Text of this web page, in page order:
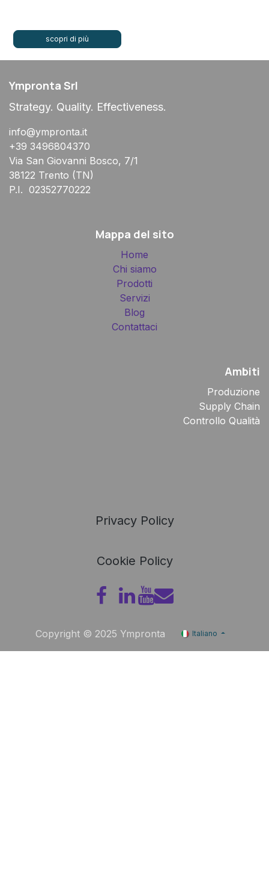
scopri di più
Ympronta Srl
Strategy. Quality. Effectiveness.
info@ympronta.it
+39 3496804370
Via San Giovanni Bosco, 7/1
38122 Trento (TN)
P.I. 02352770222
Mappa del sito
Home
Chi siamo
Prodotti
Servizi
Blog
Contattaci
Ambiti
Produzione
Supply Chain
Controllo Qualità
Privacy Policy
Cookie Policy
Copyright © 2025 Ympronta Italiano